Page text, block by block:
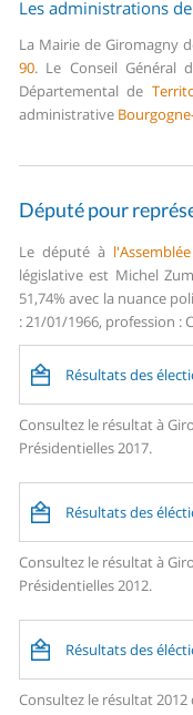
Les administrations
La Mairie de Giromagny
90. Le Conseil Général
Départemental de
administrative
Député pour
Le député à
législative est Michel
51,74% avec la nuance
: 21/01/1966, profession :
Résultats des
Consultez le résultat à
Présidentielles 2017.
Résultats des
Consultez le résultat à
Présidentielles 2012.
Résultats des
Consultez le résultat